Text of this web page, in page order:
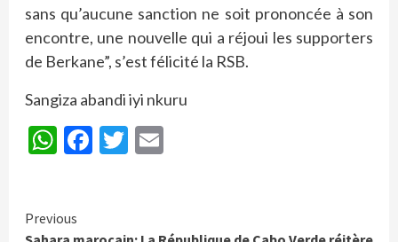
sans qu’aucune sanction ne soit prononcée à son
encontre, une nouvelle qui a réjoui les supporters
de Berkane”, s’est félicité la RSB.
Sangiza abandi iyi nkuru
WhatsApp
Facebook
Twitter
Continue
Previous